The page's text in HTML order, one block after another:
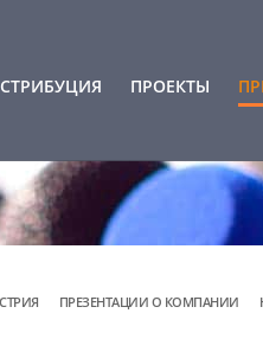
ПРОЕКТЫ
ПРЕЗЕНТАЦИИ О КОМПАНИИ